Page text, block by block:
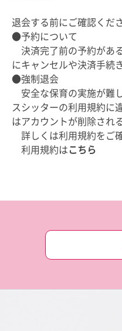
退会する前にご確認くだ
●予約について
決済完了前の予約があ
にキャンセルや決済手続
●強制退会
安全な保育の実施が難
スシッターの利用規約に
はアカウントが削除され
詳しくは利用規約をご
利用規約は こちら